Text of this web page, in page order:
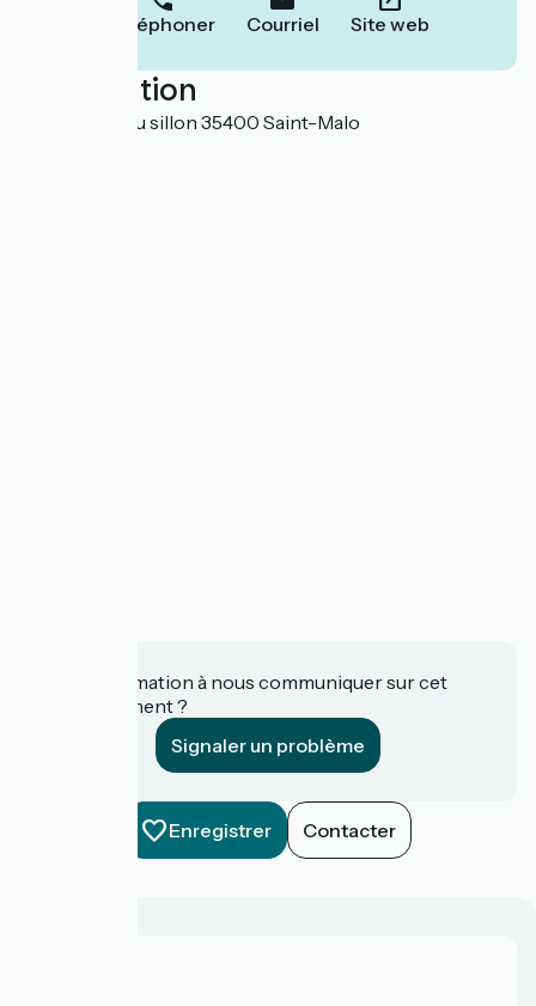
Téléphoner Courriel Site web
Localisation
11 chaussée du sillon 35400 Saint-Malo
Une information à nous communiquer sur cet
établissement ?
Signaler un problème
Enregistrer Contacter